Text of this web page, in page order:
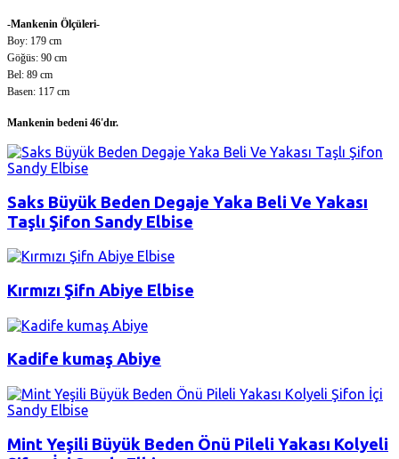
-Mankenin Ölçüleri-
Boy: 179 cm
Göğüs: 90 cm
Bel: 89 cm
Basen: 117 cm
Mankenin bedeni 46'dır.
Saks Büyük Beden Degaje Yaka Beli Ve Yakası
Taşlı Şifon Sandy Elbise
Kırmızı Şifn Abiye Elbise
Kadife kumaş Abiye
Mint Yeşili Büyük Beden Önü Pileli Yakası Kolyeli